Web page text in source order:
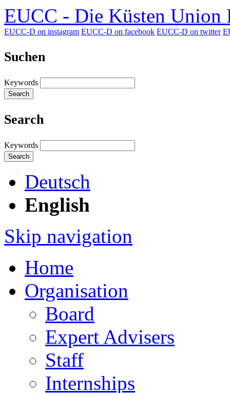
EUCC - Die Küsten Union
EUCC-D on instagram EUCC-D on facebook EUCC-D on twitter
Suchen
Keywords
Search
Search
Keywords
Search
Deutsch
English
Skip navigation
Home
Organisation
Board
Expert Advisers
Staff
Internships